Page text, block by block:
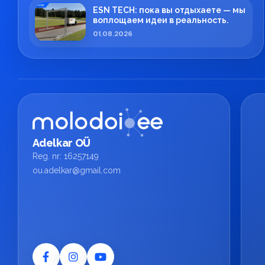
ESN TECH: пока вы отдыхаете — мы
воплощаем идеи в реальность.
01.08.2026
Adelkar OÜ
Reg. nr: 16257149
ou.adelkar@gmail.com